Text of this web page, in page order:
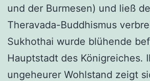
und der Burmesen) und ließ
Theravada-Buddhismus
Sukhothai wurde blühende
Hauptstadt des Königreiches.
ungeheurer Wohlstand zeigt